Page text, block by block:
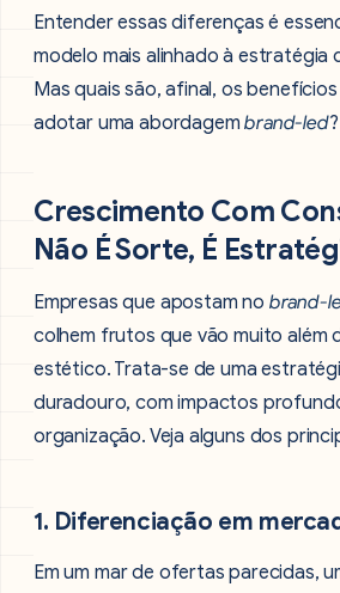
Entender essas diferenças é
modelo mais alinhado à estratégia
Mas quais são, afinal, os
adotar uma abordagembrand-led
Crescimento Com
Não É Sorte, É
Empresas que apostam no brand-
colhem frutos que vão muito além
estético. Trata-se de uma
duradouro, com impactos
organização. Veja alguns dos
1. Diferenciação em
Em um mar de ofertas parecidas,